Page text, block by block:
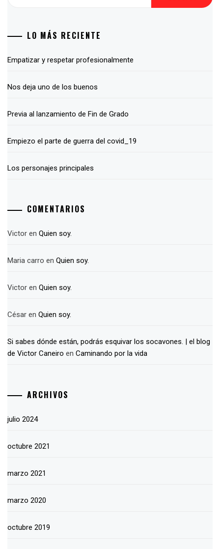
LO MÁS RECIENTE
Empatizar y respetar profesionalmente
Nos deja uno de los buenos
Previa al lanzamiento de Fin de Grado
Empiezo el parte de guerra del covid_19
Los personajes principales
COMENTARIOS
Victor en Quien soy.
Maria carro en Quien soy.
Victor en Quien soy.
César en Quien soy.
Si sabes dónde están, podrás esquivar los socavones. | el blog
de Victor Caneiro en Caminando por la vida
ARCHIVOS
julio 2024
octubre 2021
marzo 2021
marzo 2020
octubre 2019